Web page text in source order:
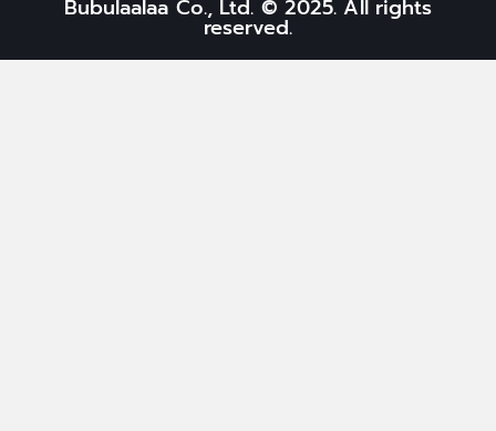
Bubulaalaa Co., Ltd. © 2025. All rights
reserved.